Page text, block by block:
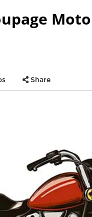
Share